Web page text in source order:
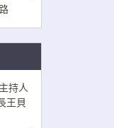
持人
王貝